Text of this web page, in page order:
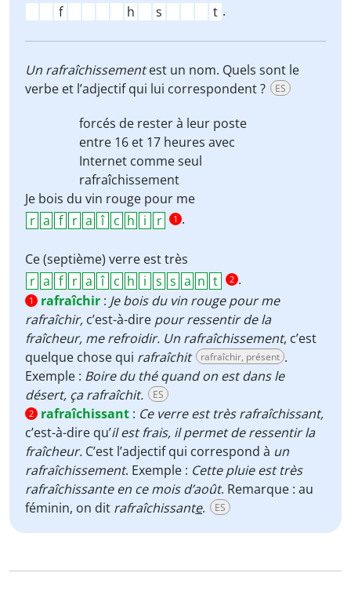
.
Un rafraîchissementest un nom. Quels sont le
verbe et l’adjectif qui lui correspondent ?
ES
forcés de rester à leur poste
entre 16 et 17 heures avec
Internet comme seul
rafraîchissement
Je bois du vin rouge pour me
1 .
Ce (septième) verre est très
2 .
1 rafraîchir : Je bois du vin rouge pour me
rafraîchir, c’est-à-dire pour ressentir de la
fraîcheur, me refroidir. Un rafraîchissement, c’est
quelque chose qui rafraîchit rafraîchir, présent .
Exemple : Boire du thé quand on est dans le
désert, ça rafraîchit.
ES
2 rafraîchissant : Ce verre est très rafraîchissant,
c’est-à-dire qu’il est frais, il permet de ressentir la
fraîcheur. C’est l’adjectif qui correspond à un
rafraîchissement. Exemple : Cette pluie est très
rafraîchissante en ce mois d’août. Remarque : au
féminin, on dit rafraîchissante. ES